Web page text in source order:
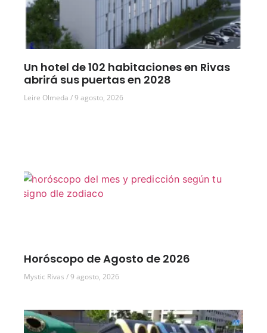
Un hotel de 102 habitaciones en Rivas
abrirá sus puertas en 2028
Leire Olmeda 9 agosto, 2026
Horóscopo de Agosto de 2026
Mystic Rivas 9 agosto, 2026